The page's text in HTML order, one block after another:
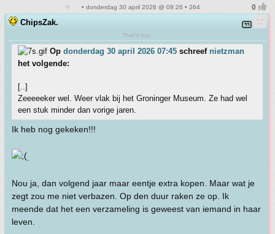
• donderdag 30 april 2026 @ 09:26 • 264
ChipsZak.
That's hot.
Op donderdag 30 april 2026 07:45 schreef nietzman
het volgende:
[..]
Zeeeeeker wel. Weer vlak bij het Groninger Museum. Ze had wel
een stuk minder dan vorige jaren.
Ik heb nog gekeken!!!
Nou ja, dan volgend jaar maar eentje extra kopen. Maar wat je
zegt zou me niet verbazen. Op den duur raken ze op. Ik
meende dat het een verzameling is geweest van iemand in haar
leven.